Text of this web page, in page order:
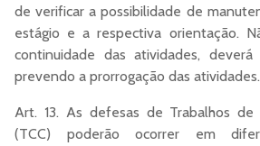
de verificar a possibilidade de
estágio e a respectiva orientação.
continuidade das atividades,
prevendo a prorrogação das atividades.
Art. 13. As defesas de Trabalhos de
(TCC) poderão ocorrer em